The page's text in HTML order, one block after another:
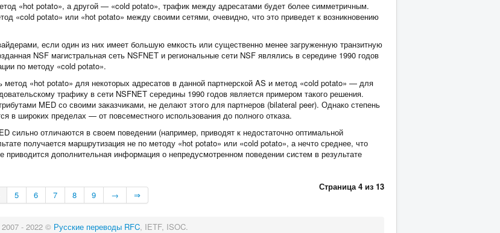
«hot potato», а другой — «cold potato», трафик между адресатами будет более симметричным.
«cold potato» или «hot potato» между своими сетями, очевидно, что это приведет к возникновению
если один из них имеет большую емкость или существенно менее загруженную транзитную
NSF магистральная сеть NSFNET и региональные сети NSF являлись в середине 1990 годов
по методу «cold potato».
метод «hot potato» для некоторых адресатов в данной партнерской AS и метод «cold potato» — для
трафику в сети NSFNET середины 1990 годов является примером такого решения.
MED со своими заказчиками, не делают этого для партнеров (bilateral peer). Однако степень
в широких пределах — от повсеместного использования до полного отказа.
сильно отличаются в своем поведении (например, приводят к недостаточно оптимальной
получается маршрутизация не по методу «hot potato» или «cold potato», а нечто среднее, что
дополнительная информация о непредусмотренном поведении систем в результате
Страница 4 из 13
5 6 7 8 9 → ⇒
2007 - 2022 © Русские переводы RFC, IETF, ISOC.